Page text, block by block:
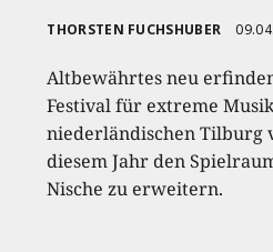
THORSTEN FUCHSHUBER
Altbewährtes neu
Festival für extreme
niederländischen Tilburg
diesem Jahr den
Nische zu erweitern.